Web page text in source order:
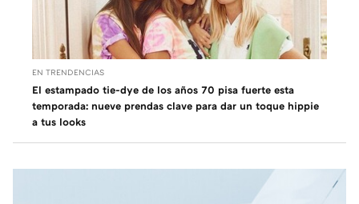
EN TRENDENCIAS
El estampado tie-dye de los años 70 pisa fuerte esta
temporada: nueve prendas clave para dar un toque hippie
a tus looks